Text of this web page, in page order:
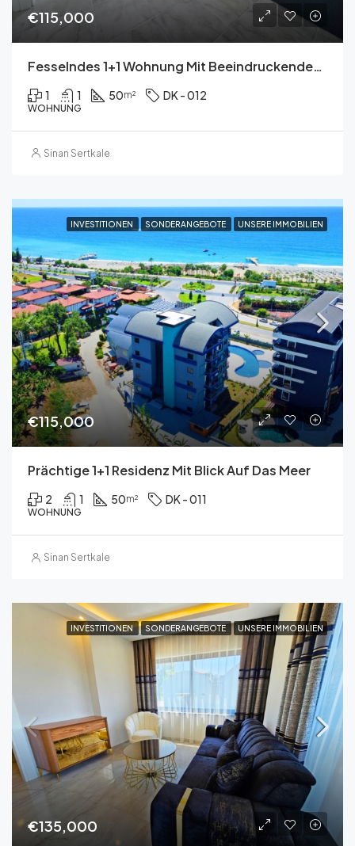
€115,000
Fesselndes 1+1 Wohnung Mit Beeindruckendem Meerblick
1 1 50m² DK - 012
WOHNUNG
Sinan Sertkale
INVESTITIONEN SONDERANGEBOTE UNSERE IMMOBILIEN
€115,000
Prächtige 1+1 Residenz Mit Blick Auf Das Meer
2 1 50m² DK - 011
WOHNUNG
Sinan Sertkale
INVESTITIONEN SONDERANGEBOTE UNSERE IMMOBILIEN
€135,000